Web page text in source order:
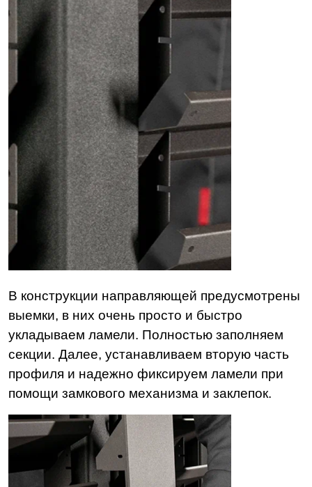
В конструкции направляющей предусмотрены
выемки, в них очень просто и быстро
укладываем ламели. Полностью заполняем
секции. Далее, устанавливаем вторую часть
профиля и надежно фиксируем ламели при
помощи замкового механизма и заклепок.